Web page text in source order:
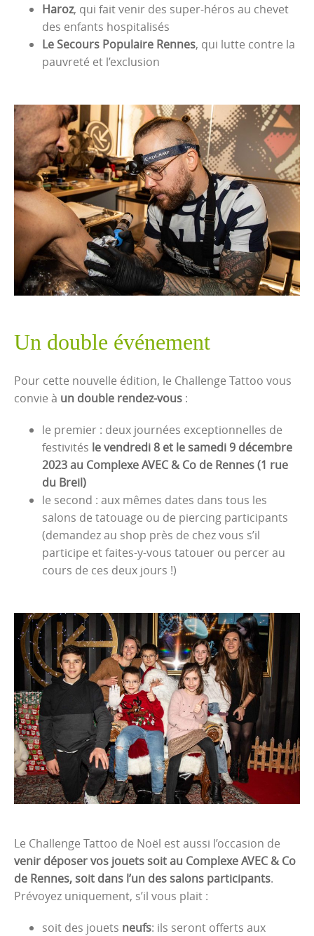
Haroz, qui fait venir des super-héros au chevet
des enfants hospitalisés
Le Secours Populaire Rennes, qui lutte contre la
pauvreté et l’exclusion
Un double événement
Pour cette nouvelle édition, le Challenge Tattoo vous
convie à un double rendez-vous :
le premier : deux journées exceptionnelles de
festivités le vendredi 8 et le samedi 9 décembre
2023 au Complexe AVEC & Co de Rennes (1 rue
du Breil)
le second : aux mêmes dates dans tous les
salons de tatouage ou de piercing participants
(demandez au shop près de chez vous s’il
participe et faites-y-vous tatouer ou percer au
cours de ces deux jours !)
Le Challenge Tattoo de Noël est aussi l’occasion de
venir déposer vos jouets soit au Complexe AVEC & Co
de Rennes, soit dans l’un des salons participants.
Prévoyez uniquement, s’il vous plait :
soit des jouets neufs: ils seront offerts aux